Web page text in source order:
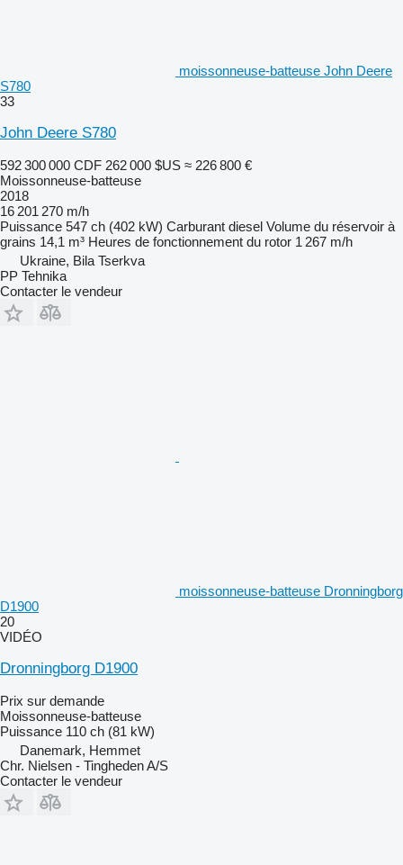
moissonneuse-batteuse John Deere
S780
33
John Deere S780
592 300 000 CDF 262 000 $US ≈ 226 800 €
Moissonneuse-batteuse
2018
16 201 270 m/h
Puissance 547 ch (402 kW) Carburant diesel Volume du réservoir à
grains 14,1 m³ Heures de fonctionnement du rotor 1 267 m/h
Ukraine, Bila Tserkva
PP Tehnika
Contacter le vendeur
moissonneuse-batteuse Dronningborg
D1900
20
VIDÉO
Dronningborg D1900
Prix sur demande
Moissonneuse-batteuse
Puissance 110 ch (81 kW)
Danemark, Hemmet
Chr. Nielsen - Tingheden A/S
Contacter le vendeur